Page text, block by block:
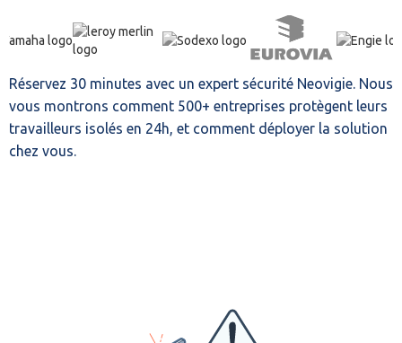
Réservez 30 minutes avec un expert sécurité Neovigie. Nous
vous montrons comment 500+ entreprises protègent leurs
travailleurs isolés en 24h, et comment déployer la solution
chez vous.